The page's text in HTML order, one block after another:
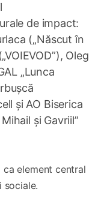
de impact:
(„Născut în
Oleg
„Lunca
și AO Biserica
și Gavriil”
element central
sociale.